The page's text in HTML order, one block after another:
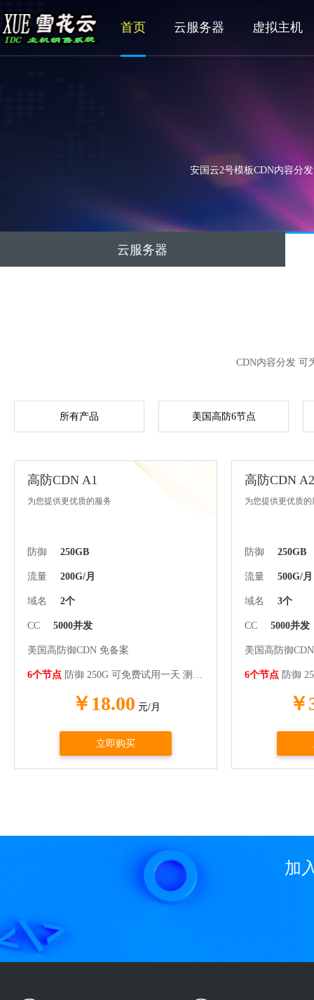
首页 云服务器 虚拟主机
安国云2号模板CDN内容分
云服务器
CDN内容分发 可
所有产品 美国高防6节点
高防CDN A1
为您提供更优质的服务
防御 250GB
流量 200G/月
域名 2个
CC 5000并发
美国高防御CDN 免备案
6个节点 防御 250G 可免费试用一天 测试站 http://
￥18.00 元/月
立即购买
高防CDN A2
为您提供更优质的
防御 250GB
流量 500G/月
域名 3个
CC 5000并发
美国高防御
6个节点 防御
￥
加